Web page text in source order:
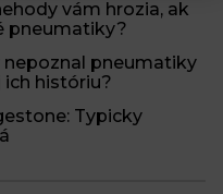
vám hrozia, ak
pneumatiky?
pneumatiky
históriu?
Typicky